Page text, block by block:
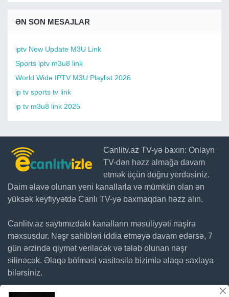
ƏN SON MESAJLAR
iptv New Update M3U Link
Sports iptv m3u8 link
World Wide IPTV M3U Playlist 2026
ip tv sports tv link
ip tv m3u8 link 2025
Canlitv.az TV-yə baxın: Onlayn
TV-dən həzz almağa davam
etmək üçün doğru yerdəsiniz.
Daim əlavə olunan yeni kanallarla və mümkün olan ən
yüksək keyfiyyətdə Canlı TV-yə baxmaqdan həzz alın.
Canlitv.az saytımızdakı kanalların məsuliyyəti naşirə
məxsusdur. Nəşr sahibləri iddia etməyə davam edərsə, 7
gün ərzində qiymət veriləcək və tələb olunan nəşr
silinəcək. Əlaqə bölməsi vasitəsilə bizimlə əlaqə saxlaya
bilərsiniz.